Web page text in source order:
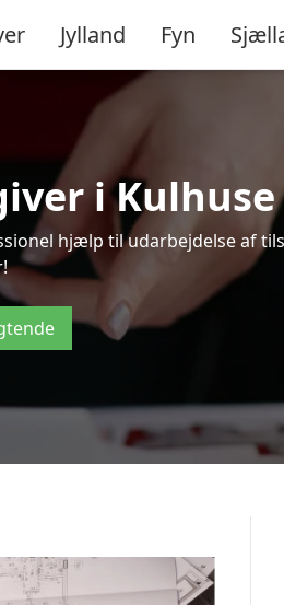
Jylland Fyn
i
hjælp til udarbejdelse af